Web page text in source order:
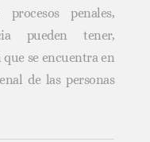
penales,
pueden tener,
se encuentra en
de las personas